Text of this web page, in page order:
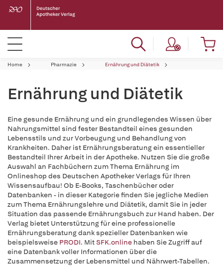
Home Pharmazie Ernährung und Diätetik
Ernährung und Diätetik
Eine gesunde Ernährung und ein grundlegendes Wissen über
Nahrungsmittel sind fester Bestandteil eines gesunden
Lebensstils und zur Vorbeugung und Behandlung von
Krankheiten. Daher ist Ernährungsberatung ein essentieller
Bestandteil Ihrer Arbeit in der Apotheke. Nutzen Sie die große
Auswahl an Fachbüchern zum Thema Ernährung im
Onlineshop des Deutschen Apotheker Verlags für Ihren
Wissensaufbau! Ob E-Books, Taschenbücher oder
Datenbanken - in dieser Kategorie finden Sie jegliche Medien
zum Thema Ernährungslehre und Diätetik, damit Sie in jeder
Situation das passende Ernährungsbuch zur Hand haben. Der
Verlag bietet Unterstützung für eine professionelle
Ernährungsberatung dank spezieller Datenbanken wie
beispielsweise PRODI. Mit SFK.online haben Sie Zugriff auf
eine Datenbank voller Informationen über die
Zusammensetzung der Lebensmittel und Nährwert-Tabellen.